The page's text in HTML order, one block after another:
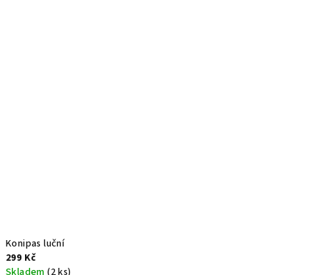
Konipas luční
299 Kč